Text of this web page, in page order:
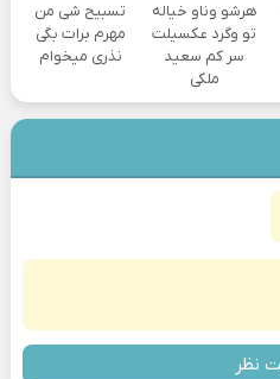
هرشو وناو خیاله
تو وگرد عکسیلت
سر کم سعید
ملکی
تسبیح شی من
مهرم برات بگی
نذری میخوام
نظر